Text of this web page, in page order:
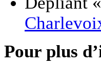
Pour plus